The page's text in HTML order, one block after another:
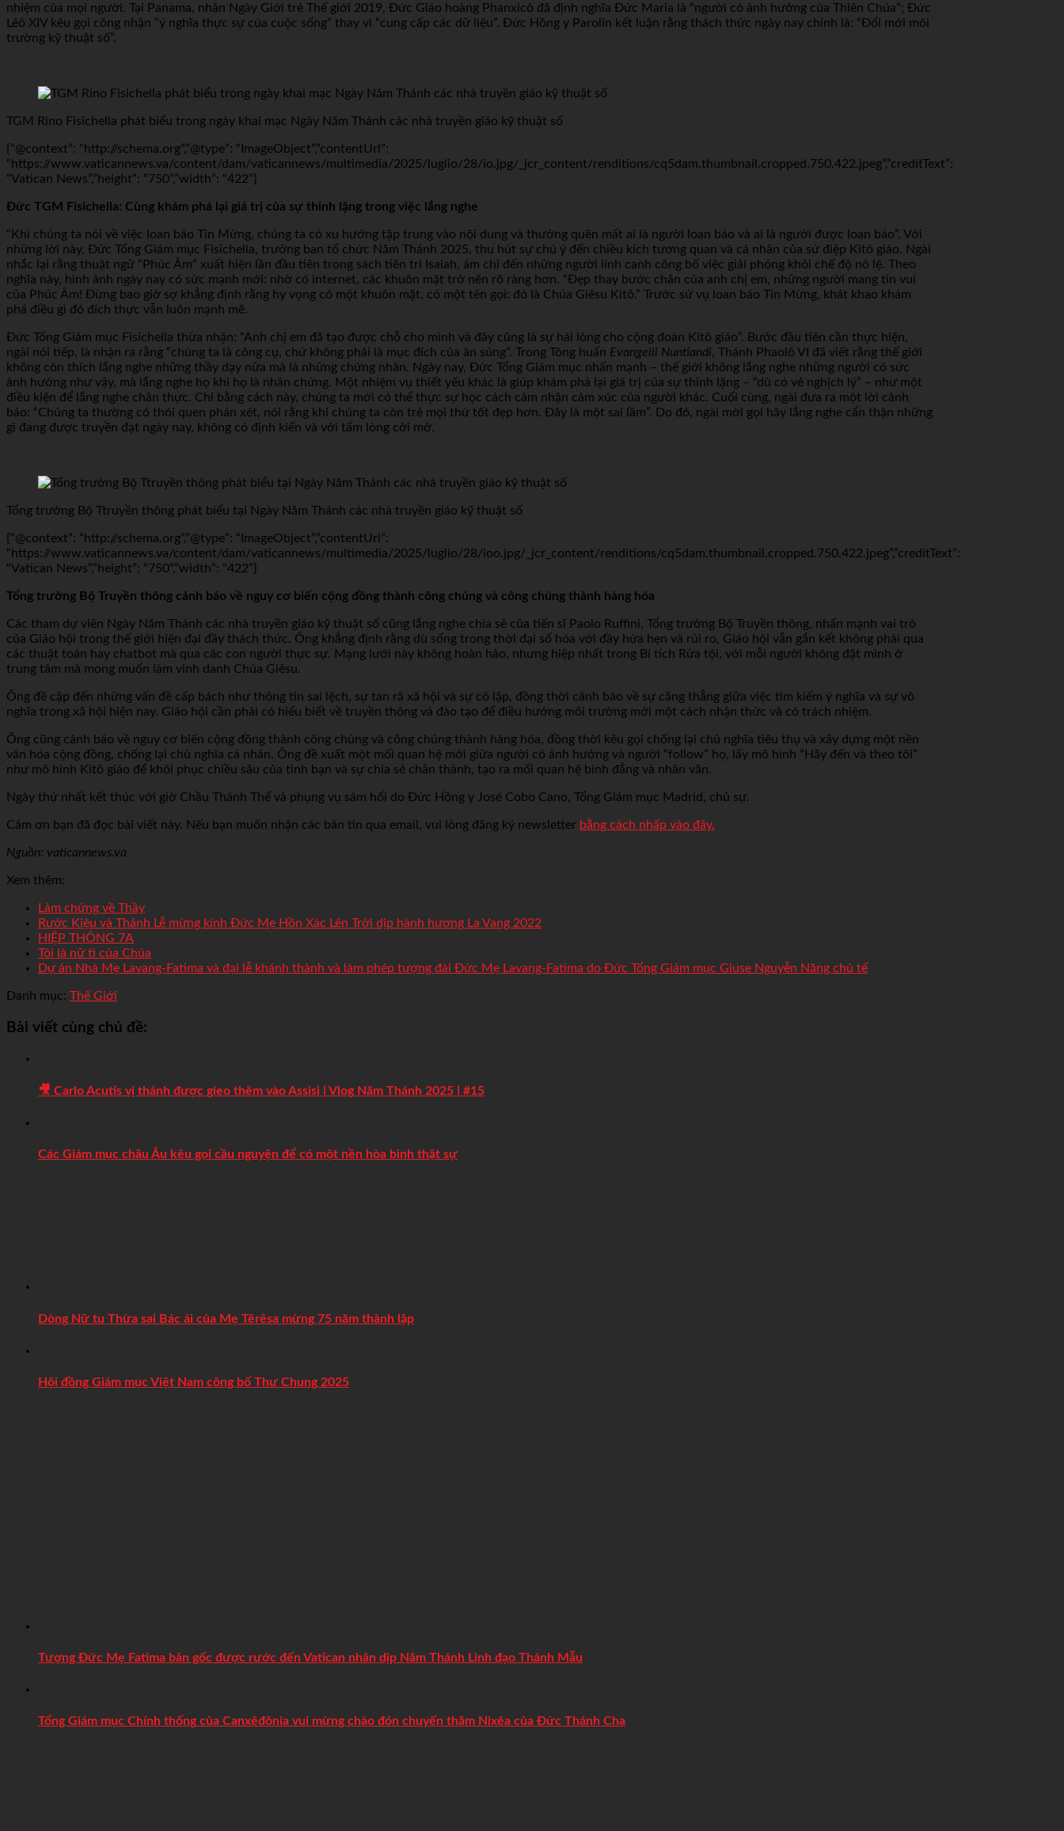
nhiệm của mọi người. Tại Panama, nhân Ngày Giới trẻ Thế giới 2019, Đức Giáo hoàng Phanxicô đã định nghĩa Đức Maria là “người có ảnh hưởng của Thiên Chúa”; Đức
Lêô XIV kêu gọi công nhận “ý nghĩa thực sự của cuộc sống” thay vì “cung cấp các dữ liệu”. Đức Hồng y Parolin kết luận rằng thách thức ngày nay chính là: “Đổi mới môi
trường kỹ thuật số”.
TGM Rino Fisichella phát biểu trong ngày khai mạc Ngày Năm Thánh các nhà truyền giáo kỹ thuật số
{“@context”: “http://schema.org”,”@type”: “ImageObject”,”contentUrl”:
“https://www.vaticannews.va/content/dam/vaticannews/multimedia/2025/luglio/28/io.jpg/_jcr_content/renditions/cq5dam.thumbnail.cropped.750.422.jpeg”,”creditText”:
“Vatican News”,”height”: “750”,”width”: “422”}
Đức TGM Fisichella: Cùng khám phá lại giá trị của sự thinh lặng trong việc lắng nghe
“Khi chúng ta nói về việc loan báo Tin Mừng, chúng ta có xu hướng tập trung vào nội dung và thường quên mất ai là người loan báo và ai là người được loan báo”. Với
những lời này, Đức Tổng Giám mục Fisichella, trưởng ban tổ chức Năm Thánh 2025, thu hút sự chú ý đến chiều kích tương quan và cá nhân của sứ điệp Kitô giáo. Ngài
nhắc lại rằng thuật ngữ “Phúc Âm” xuất hiện lần đầu tiên trong sách tiên tri Isaiah, ám chỉ đến những người lính canh công bố việc giải phóng khỏi chế độ nô lệ. Theo
nghĩa này, hình ảnh ngày nay có sức mạnh mới: nhờ có internet, các khuôn mặt trở nên rõ ràng hơn. “Đẹp thay bước chân của anh chị em, những người mang tin vui
của Phúc Âm! Đừng bao giờ sợ khẳng định rằng hy vọng có một khuôn mặt, có một tên gọi: đó là Chúa Giêsu Kitô.” Trước sứ vụ loan báo Tin Mừng, khát khao khám
phá điều gì đó đích thực vẫn luôn mạnh mẽ.
Đức Tổng Giám mục Fisichella thừa nhận: “Anh chị em đã tạo được chỗ cho mình và đây cũng là sự hài lòng cho cộng đoàn Kitô giáo”. Bước đầu tiên cần thực hiện,
ngài nói tiếp, là nhận ra rằng “chúng ta là công cụ, chứ không phải là mục đích của ân sủng”. Trong Tông huấn Evangelii Nuntiandi, Thánh Phaolô VI đã viết rằng thế giới
không còn thích lắng nghe những thầy dạy nữa mà là những chứng nhân. Ngày nay, Đức Tổng Giám mục nhấn mạnh – thế giới không lắng nghe những người có sức
ảnh hưởng như vậy, mà lắng nghe họ khi họ là nhân chứng. Một nhiệm vụ thiết yếu khác là giúp khám phá lại giá trị của sự thinh lặng – “dù có vẻ nghịch lý” – như một
điều kiện để lắng nghe chân thực. Chỉ bằng cách này, chúng ta mới có thể thực sự học cách cảm nhận cảm xúc của người khác. Cuối cùng, ngài đưa ra một lời cảnh
báo: “Chúng ta thường có thói quen phán xét, nói rằng khi chúng ta còn trẻ mọi thứ tốt đẹp hơn. Đây là một sai lầm”. Do đó, ngài mời gọi hãy lắng nghe cẩn thận những
gì đang được truyền đạt ngày nay, không có định kiến và với tấm lòng cởi mở.
Tổng trưởng Bộ Ttruyền thông phát biểu tại Ngày Năm Thánh các nhà truyền giáo kỹ thuật số
{“@context”: “http://schema.org”,”@type”: “ImageObject”,”contentUrl”:
“https://www.vaticannews.va/content/dam/vaticannews/multimedia/2025/luglio/28/ioo.jpg/_jcr_content/renditions/cq5dam.thumbnail.cropped.750.422.jpeg”,”creditText”:
“Vatican News”,”height”: “750”,”width”: “422”}
Tổng trưởng Bộ Truyền thông cảnh báo về nguy cơ biến cộng đồng thành công chúng và công chúng thành hàng hóa
Các tham dự viên Ngày Năm Thánh các nhà truyền giáo kỹ thuật số cũng lắng nghe chia sẻ của tiến sĩ Paolo Ruffini, Tổng trưởng Bộ Truyền thông, nhấn mạnh vai trò
của Giáo hội trong thế giới hiện đại đầy thách thức. Ông khẳng định rằng dù sống trong thời đại số hóa với đầy hứa hẹn và rủi ro, Giáo hội vẫn gắn kết không phải qua
các thuật toán hay chatbot mà qua các con người thực sự. Mạng lưới này không hoàn hảo, nhưng hiệp nhất trong Bí tích Rửa tội, với mỗi người không đặt mình ở
trung tâm mà mong muốn làm vinh danh Chúa Giêsu.
Ông đề cập đến những vấn đề cấp bách như thông tin sai lệch, sự tan rã xã hội và sự cô lập, đồng thời cảnh báo về sự căng thẳng giữa việc tìm kiếm ý nghĩa và sự vô
nghĩa trong xã hội hiện nay. Giáo hội cần phải có hiểu biết về truyền thông và đào tạo để điều hướng môi trường mới một cách nhận thức và có trách nhiệm.
Ông cũng cảnh báo về nguy cơ biến cộng đồng thành công chúng và công chúng thành hàng hóa, đồng thời kêu gọi chống lại chủ nghĩa tiêu thụ và xây dựng một nền
văn hóa cộng đồng, chống lại chủ nghĩa cá nhân. Ông đề xuất một mối quan hệ mới giữa người có ảnh hưởng và người “follow” họ, lấy mô hình “Hãy đến và theo tôi”
như mô hình Kitô giáo để khôi phục chiều sâu của tình bạn và sự chia sẻ chân thành, tạo ra mối quan hệ bình đẳng và nhân văn.
Ngày thứ nhất kết thúc với giờ Chầu Thánh Thể và phụng vụ sám hối do Đức Hồng y José Cobo Cano, Tổng Giám mục Madrid, chủ sự.
Cảm ơn bạn đã đọc bài viết này. Nếu bạn muốn nhận các bản tin qua email, vui lòng đăng ký newsletter bằng cách nhấp vào đây.
Nguồn: vaticannews.va
Xem thêm:
Làm chứng về Thầy
Rước Kiệu và Thánh Lễ mừng kính Đức Mẹ Hồn Xác Lên Trời dịp hành hương La Vang 2022
HIỆP THÔNG 7A
Tôi là nữ tì của Chúa
Dự án Nhà Mẹ Lavang-Fatima và đại lễ khánh thành và làm phép tượng đài Đức Mẹ Lavang-Fatima do Đức Tổng Giám mục Giuse Nguyễn Năng chủ tế
Danh mục: Thế Giới
Bài viết cùng chủ đề:
🎥 Carlo Acutis vị thánh được gieo thêm vào Assisi | Vlog Năm Thánh 2025 | #15
Các Giám mục châu Âu kêu gọi cầu nguyện để có một nền hòa bình thật sự